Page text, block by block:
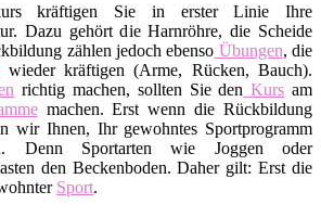
kräftigen Sie in erster Linie Ihre
Dazu gehört die Harnröhre, die Scheide
zählen jedoch ebenso Übungen, die
wieder kräftigen (Arme, Rücken, Bauch).
richtig machen, sollten Sie den Kurs am
machen. Erst wenn die Rückbildung
wir Ihnen, Ihr gewohntes Sportprogramm
Denn Sportarten wie Joggen oder
den Beckenboden. Daher gilt: Erst die
Sport.